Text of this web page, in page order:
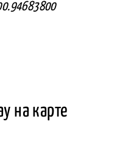
на карте